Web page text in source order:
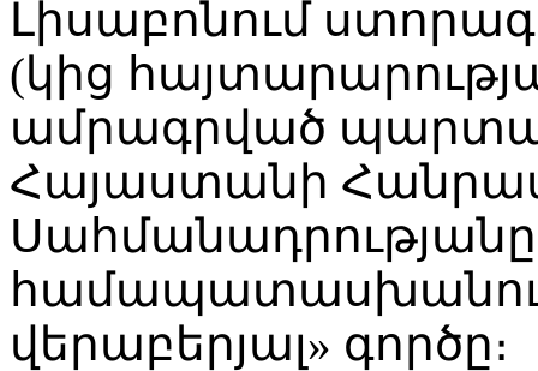
Լիսաբոնում
(կից
ամրագրված
Հայաստանի
Սահմանադրությանը
վերաբերյալ» գործը։